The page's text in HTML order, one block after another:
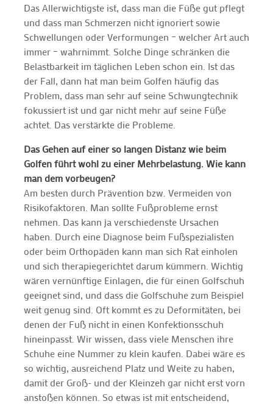
Das Allerwichtigste ist, dass man die Füße gut pflegt
und dass man Schmerzen nicht ignoriert sowie
Schwellungen oder Verformungen – welcher Art auch
immer – wahrnimmt. Solche Dinge schränken die
Belastbarkeit im täglichen Leben schon ein. Ist das
der Fall, dann hat man beim Golfen häufig das
Problem, dass man sehr auf seine Schwungtechnik
fokussiert ist und gar nicht mehr auf seine Füße
achtet. Das verstärkte die Probleme.
Das Gehen auf einer so langen Distanz wie beim
Golfen führt wohl zu einer Mehrbelastung. Wie kann
man dem vorbeugen?
Am besten durch Prävention bzw. Vermeiden von
Risikofaktoren. Man sollte Fußprobleme ernst
nehmen. Das kann ja verschiedenste Ursachen
haben. Durch eine Diagnose beim Fußspezialisten
oder beim Orthopäden kann man sich Rat einholen
und sich therapiegerichtet darum kümmern. Wichtig
wären vernünftige Einlagen, die für einen Golfschuh
geeignet sind, und dass die Golfschuhe zum Beispiel
weit genug sind. Oft kommt es zu Deformitäten, bei
denen der Fuß nicht in einen Konfektionsschuh
hineinpasst. Wir wissen, dass viele Menschen ihre
Schuhe eine Nummer zu klein kaufen. Dabei wäre es
so wichtig, ausreichend Platz und Weite zu haben,
damit der Groß- und der Kleinzeh gar nicht erst vorn
anstoßen können. So etwas ist mit entscheidend,